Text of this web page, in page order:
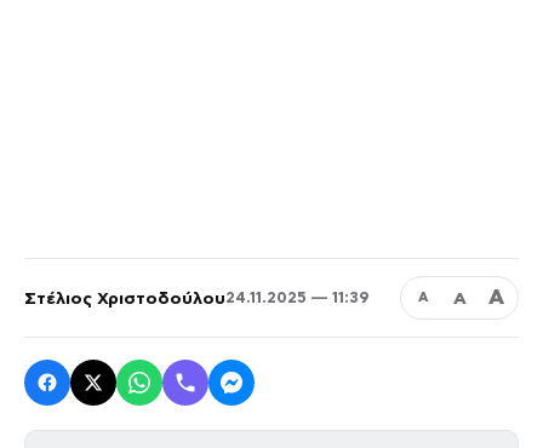
Στέλιος Χριστοδούλου24.11.2025 — 11:39 Α Α Α